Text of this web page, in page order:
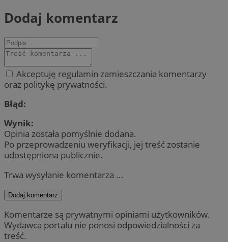
Dodaj komentarz
Akceptuję regulamin zamieszczania komentarzy
oraz politykę prywatności.
Błąd:
Wynik:
Opinia została pomyślnie dodana.
Po przeprowadzeniu weryfikacji, jej treść zostanie
udostępniona publicznie.
Trwa wysyłanie komentarza ...
Dodaj komentarz
Komentarze są prywatnymi opiniami użytkowników.
Wydawca portalu nie ponosi odpowiedzialności za
treść.